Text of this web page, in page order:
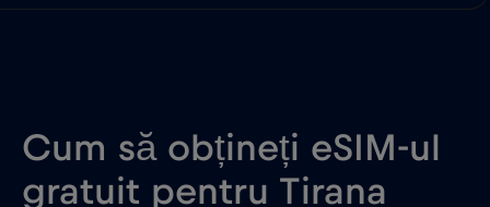
Cum să obțineți eSIM-ul
gratuit pentru Tirana